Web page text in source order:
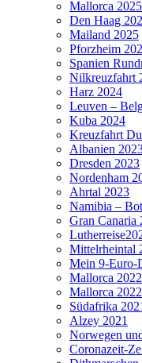
Mallorca 2025
Den Haag
Mailand 2025
Pforzheim
Spanien
Nilkreuzfahrt
Harz 2024
Leuven –
Kuba 2024
Kreuzfahrt
Albanien
Dresden 2023
Nordenham
Ahrtal 2023
Namibia –
Gran Canaria
Mittelrheintal
Mein 9-Euro-
Mallorca
Mallorca
Südafrika
Alzey 2021
Norwegen
Coronazeit-